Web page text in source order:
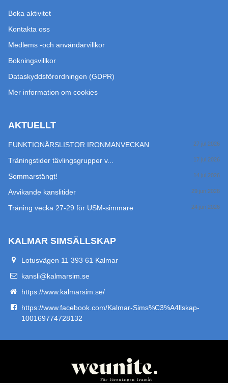
Boka aktivitet
Kontakta oss
Medlems -och användarvillkor
Bokningsvillkor
Dataskyddsförordningen (GDPR)
Mer information om cookies
AKTUELLT
FUNKTIONÄRSLISTOR IRONMANVECKAN 27 jul 2026
Träningstider tävlingsgrupper v... 17 jul 2026
Sommarstängt! 14 jul 2026
Avvikande kanslitider 29 jun 2026
Träning vecka 27-29 för USM-simmare 24 jun 2026
KALMAR SIMSÄLLSKAP
Lotusvägen 11 393 61 Kalmar
kansli@kalmarsim.se
https://www.kalmarsim.se/
https://www.facebook.com/Kalmar-Sims%C3%A4llskap-
100169774728132